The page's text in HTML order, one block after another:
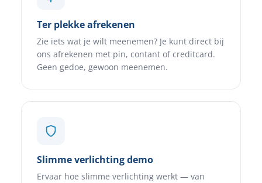
Ter plekke afrekenen
Zie iets wat je wilt meenemen? Je kunt direct bij
ons afrekenen met pin, contant of creditcard.
Geen gedoe, gewoon meenemen.
Slimme verlichting demo
Ervaar hoe slimme verlichting werkt — van